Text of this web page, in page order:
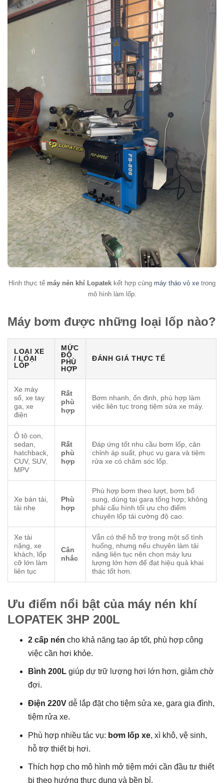
Hình thực tế máy nén khí Lopatek kết hợp cùng máy tháo vỏ xe trong
mô hình làm lốp.
Máy bơm được những loại lốp nào?
LOẠI XE
/ LOẠI
LỐP
MỨC
ĐỘ
PHÙ
HỢP
ĐÁNH GIÁ THỰC TẾ
Xe máy
số, xe tay
ga, xe
điện
Rất
phù
hợp
Bơm nhanh, ổn định, phù hợp làm
việc liên tục trong tiệm sửa xe máy.
Ô tô con,
sedan,
hatchback,
CUV, SUV,
MPV
Rất
phù
hợp
Đáp ứng tốt nhu cầu bơm lốp, cân
chỉnh áp suất, phục vụ gara và tiệm
rửa xe có chăm sóc lốp.
Xe bán tải,
tải nhẹ
Phù
hợp
Phù hợp bơm theo lượt, bơm bổ
sung, dùng tại gara tổng hợp; không
phải cấu hình tối ưu cho điểm
chuyên lốp tải cường độ cao.
Xe tải
nặng, xe
khách, lốp
cỡ lớn làm
liên tục
Cân
nhắc
Vẫn có thể hỗ trợ trong một số tình
huống, nhưng nếu chuyên làm tải
nặng liên tục nên chọn máy lưu
lượng lớn hơn để đạt hiệu quả khai
thác tốt hơn.
Ưu điểm nổi bật của máy nén khí
LOPATEK 3HP 200L
2 cấp nén cho khả năng tạo áp tốt, phù hợp công
việc cần hơi khỏe.
Bình 200Lgiúp dự trữ lượng hơi lớn hơn, giảm chờ
đợi.
Điện 220Vdễ lắp đặt cho tiệm sửa xe, gara gia đình,
tiệm rửa xe.
Phù hợp nhiều tác vụ: bơm lốp xe, xì khô, vệ sinh,
hỗ trợ thiết bị hơi.
Thích hợp cho mô hình mở tiệm mới cần đầu tư thiết
bị theo hướng thực dụng và bền bỉ.